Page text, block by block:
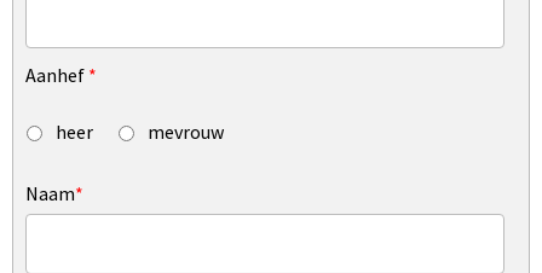
Aanhef *
heer mevrouw
Naam*